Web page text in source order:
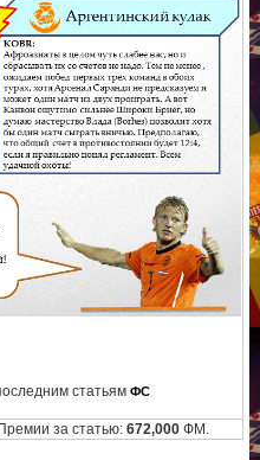
статьям ФС
за статью: 672,000ФМ.